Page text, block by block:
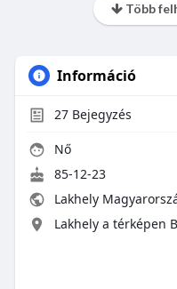
Több
Információ
27Bejegyzés
Nő
85-12-23
Lakhely
Lakhely a térképen